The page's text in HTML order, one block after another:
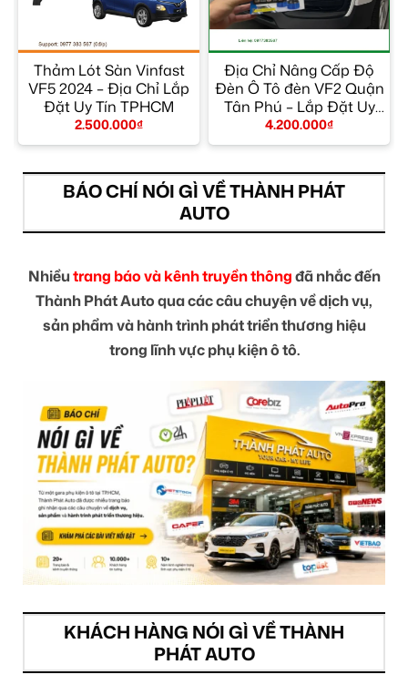
Thảm Lót Sàn Vinfast
VF5 2024 – Địa Chỉ Lắp
Đặt Uy Tín TPHCM
2.500.000₫
Địa Chỉ Nâng Cấp Độ
Đèn Ô Tô đèn VF2 Quận
Tân Phú – Lắp Đặt Uy
Tín TPHCM
4.200.000₫
BÁO CHÍ NÓI GÌ VỀ THÀNH PHÁT
AUTO
Nhiềutrang báo và kênh truyền thôngđã nhắc đến
Thành Phát Auto qua các câu chuyện về dịch vụ,
sản phẩm và hành trình phát triển thương hiệu
trong lĩnh vực phụ kiện ô tô.
KHÁCH HÀNG NÓI GÌ VỀ THÀNH
PHÁT AUTO